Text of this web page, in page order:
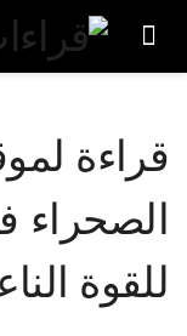
قراءة
الصحراء
للقوة الناعمة